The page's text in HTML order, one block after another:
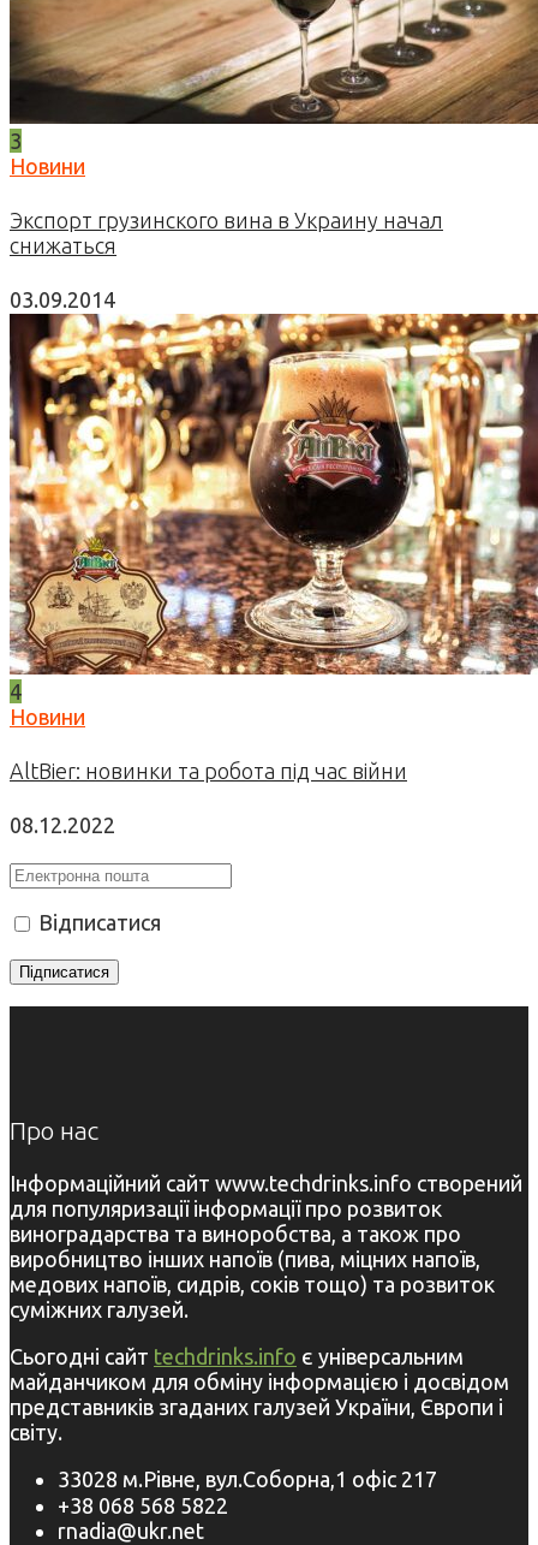
3
Новини
Экспорт грузинского вина в Украину начал
снижаться
03.09.2014
4
Новини
AltBier: новинки та робота під час війни
08.12.2022
Відписатися
Про нас
Інформаційний сайт www.techdrinks.info створений
для популяризації інформації про розвиток
виноградарства та виноробства, а також про
виробництво інших напоїв (пива, міцних напоїв,
медових напоїв, сидрів, соків тощо) та розвиток
суміжних галузей.
Сьогодні сайт techdrinks.info є універсальним
майданчиком для обміну інформацією і досвідом
представників згаданих галузей України, Європи і
світу.
33028 м.Рівне, вул.Соборна,1 офіс 217
+38 068 568 5822
rnadia@ukr.net